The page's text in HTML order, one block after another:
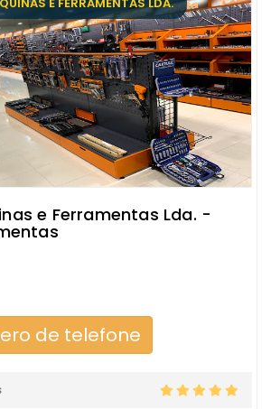
E FERRAMENTAS LDA.
e Ferramentas Lda. -
de telefone